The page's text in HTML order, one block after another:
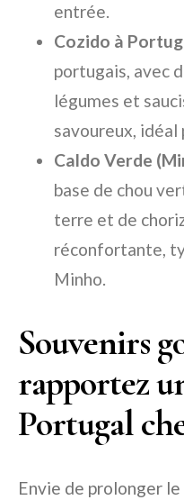
entrée.
Cozido à
portugais, avec
légumes et
savoureux, idéal
Caldo Verde
base de chou
terre et de
réconfortante,
Minho.
Souvenirs
rapportez
Portugal
Envie de prolonger